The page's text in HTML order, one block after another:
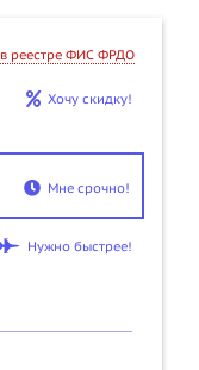
в реестре ФИС ФРДО
Хочу скидку!
Мне срочно!
Нужно быстрее!